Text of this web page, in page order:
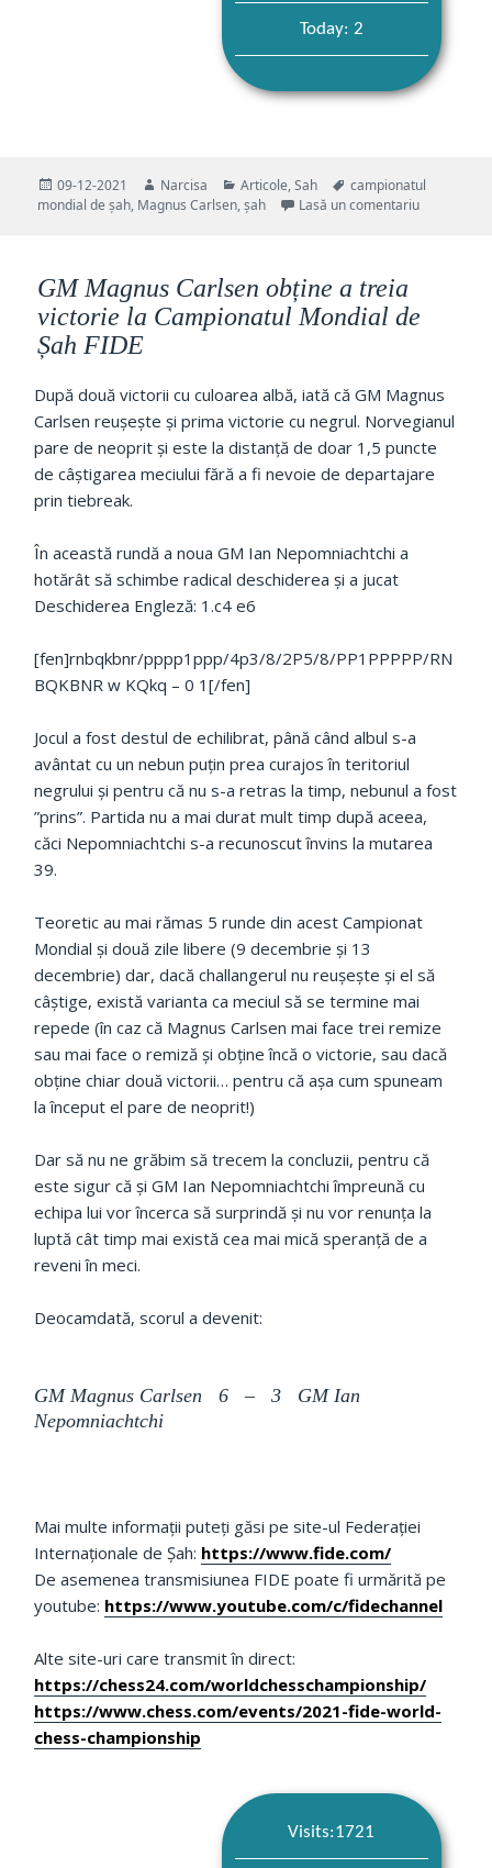
Today: 2
Publicat
pe
09-12-2021 Autor
Narcisa Categorii
Articole,Sah Etichete
campionatul
mondial de șah, Magnus Carlsen,șah Lasă un comentariula Zi liberă
GM Magnus Carlsen obține a treia
victorie la Campionatul Mondial de
Șah FIDE
După două victorii cu culoarea albă, iată că GM Magnus
Carlsen reușește și prima victorie cu negrul. Norvegianul
pare de neoprit și este la distanță de doar 1,5 puncte
de câștigarea meciului fără a fi nevoie de departajare
prin tiebreak.
În această rundă a noua GM Ian Nepomniachtchi a
hotărât să schimbe radical deschiderea și a jucat
Deschiderea Engleză: 1.c4 e6
[fen]rnbqkbnr/pppp1ppp/4p3/8/2P5/8/PP1PPPPP/RN
BQKBNR w KQkq – 0 1[/fen]
Jocul a fost destul de echilibrat, până când albul s-a
avântat cu un nebun puțin prea curajos în teritoriul
negrului și pentru că nu s-a retras la timp, nebunul a fost
”prins”. Partida nu a mai durat mult timp după aceea,
căci Nepomniachtchi s-a recunoscut învins la mutarea
39.
Teoretic au mai rămas 5 runde din acest Campionat
Mondial și două zile libere (9 decembrie și 13
decembrie) dar, dacă challangerul nu reușește și el să
câștige, există varianta ca meciul să se termine mai
repede (în caz că Magnus Carlsen mai face trei remize
sau mai face o remiză și obține încă o victorie, sau dacă
obține chiar două victorii… pentru că așa cum spuneam
la început el pare de neoprit!)
Dar să nu ne grăbim să trecem la concluzii, pentru că
este sigur că și GM Ian Nepomniachtchi împreună cu
echipa lui vor încerca să surprindă și nu vor renunța la
luptă cât timp mai există cea mai mică speranță de a
reveni în meci.
Deocamdată, scorul a devenit:
GM Magnus Carlsen 6 – 3 GM Ian
Nepomniachtchi
Mai multe informații puteți găsi pe site-ul Federației
Internaționale de Șah: https://www.fide.com/
De asemenea transmisiunea FIDE poate fi urmărită pe
youtube: https://www.youtube.com/c/fidechannel
Alte site-uri care transmit în direct:
https://chess24.com/worldchesschampionship/
https://www.chess.com/events/2021-fide-world-
chess-championship
Visits:1721